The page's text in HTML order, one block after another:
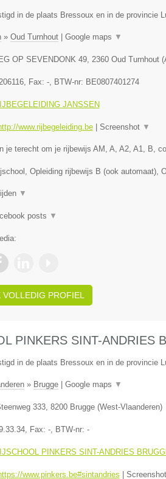
in de plaats Bressoux en in de provincie
» Oud Turnhout| Google maps ▼
OP SEVENDONK 49, 2360 Oud Turnhout(
, Fax: -, BTW-nr: BE0807401274
JANSSEN
www.rijbegeleiding.be| Screenshot ▼
je terecht om je rijbewijs AM, A, A2, A1, B,
Opleiding rijbewijs B (ook automaat),
▼
posts ▼
VOLLEDIG PROFIEL
PINKERS SINT-ANDRIES
in de plaats Bressoux en in de provincie
» Brugge| Google maps ▼
333, 8200 Brugge(West-Vlaanderen)
, Fax: -, BTW-nr: -
PINKERS SINT-ANDRIES
www.pinkers.be#sintandries Screenshot